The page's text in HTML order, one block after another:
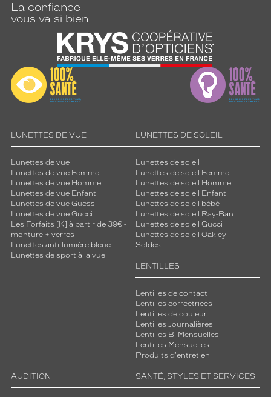
La confiance
vous va si bien
LUNETTES DE VUE
Lunettes de vue
Lunettes de vue Femme
Lunettes de vue Homme
Lunettes de vue Enfant
Lunettes de vue Guess
Lunettes de vue Gucci
Les Forfaits [K] à partir de 39€ -
monture + verres
Lunettes anti-lumière bleue
Lunettes de sport à la vue
LUNETTES DE SOLEIL
Lunettes de soleil
Lunettes de soleil Femme
Lunettes de soleil Homme
Lunettes de soleil Enfant
Lunettes de soleil bébé
Lunettes de soleil Ray-Ban
Lunettes de soleil Gucci
Lunettes de soleil Oakley
Soldes
LENTILLES
Lentilles de contact
Lentilles correctrices
Lentilles de couleur
Lentilles Journalières
Lentilles Bi Mensuelles
Lentilles Mensuelles
Produits d'entretien
AUDITION SANTÉ, STYLES ET SERVICES